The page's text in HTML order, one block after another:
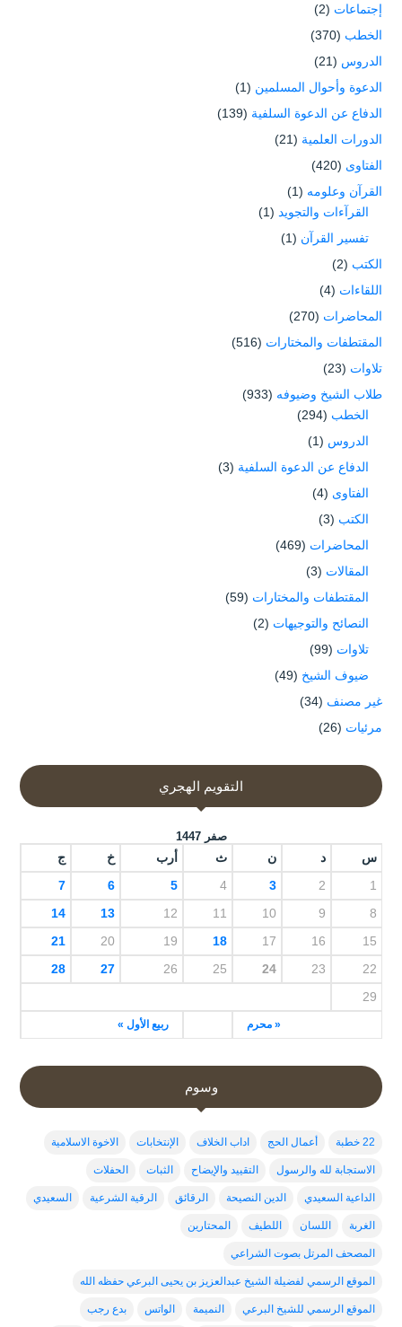
إجتماعات (2)
الخطب (370)
الدروس (21)
الدعوة وأحوال المسلمين (1)
الدفاع عن الدعوة السلفية (139)
الدورات العلمية (21)
الفتاوى (420)
القرآن وعلومه (1)
القرآءات والتجويد (1)
تفسير القرآن (1)
الكتب (2)
اللقاءات (4)
المحاضرات (270)
المقتطفات والمختارات (516)
تلاوات (23)
طلاب الشيخ وضيوفه (933)
الخطب (294)
الدروس (1)
الدفاع عن الدعوة السلفية (3)
الفتاوى (4)
الكتب (3)
المحاضرات (469)
المقالات (3)
المقتطفات والمختارات (59)
النصائح والتوجيهات (2)
تلاوات (99)
ضيوف الشيخ (49)
غير مصنف (34)
مرئيات (26)
التقويم الهجري
صفر 1447
س د ن ث أرب خ ج
« محرم ربيع الأول »
1
2
3
4
5
6
7
8
9
10
11
12
13
14
15
16
17
18
19
20
21
22
23
24
25
26
27
28
29
وسوم
22 خطبة أعمال الحج اداب الخلاف الإنتخابات الاخوة الاسلامية
الاستجابة لله والرسول التقييد والإيضاح الثبات الحفلات
الداعية السعيدي الدين النصيحة الرقائق الرقية الشرعية السعيدي
الغربة اللسان اللطيف المحتارين
المصحف المرتل بصوت الشراعي
الموقع الرسمي لفضيلة الشيخ عبدالعزيز بن يحيى البرعي حفظه الله
الموقع الرسمي للشيخ البرعي النميمة الواتس بدع رجب